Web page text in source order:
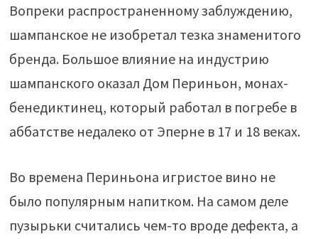
Вопреки распространенному заблуждению,
шампанское не изобретал тезка знаменитого
бренда. Большое влияние на индустрию
шампанского оказал Дом Периньон, монах-
бенедиктинец, который работал в погребе в
аббатстве недалеко от Эперне в 17 и 18 веках.
Во времена Периньона игристое вино не
было популярным напитком. На самом деле
пузырьки считались чем-то вроде дефекта, а